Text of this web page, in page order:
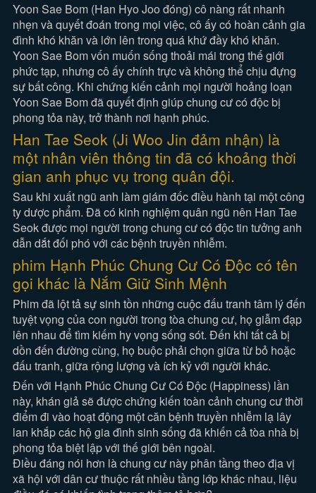
Yoon Sae Bom (Han Hyo Joo đóng) cô nàng rất nhanh
nhẹn và quyết đoán trong mọi việc, cô ấy có hoàn cảnh gia
đình khó khăn và lớn lên trong quá khứ đầy khó khăn.
Yoon Sae Bom vốn muốn sống thoải mái trong thế giới
phức tạp, nhưng cô ấy chính trực và không thể chịu đựng
sự bất công. Khi chứng kiến cảnh mọi người hoảng loạn
Yoon Sae Bom đã quyết định giúp chung cư có độc bị
phong tỏa này, trở thành nơi hạnh phúc.
Han Tae Seok (Ji Woo Jin đảm nhận) là
một nhân viên thông tin đã có khoảng thời
gian anh phục vụ trong quân đội.
Sau khi xuất ngũ anh làm giám đốc điều hành tại một công
ty dược phẩm. Đã có kinh nghiệm quân ngũ nên Han Tae
Seok được mọi người trong chung cư có độc tin tưởng anh
dẫn dắt đối phó với các bệnh truyền nhiễm.
phim Hạnh Phúc Chung Cư Có Độc có tên
gọi khác là Nắm Giữ Sinh Mệnh
Phim đã lột tả sự sinh tồn những cuộc đấu tranh tâm lý đến
tuyệt vọng của con người trong tòa chung cư, họ giẫm đạp
lên nhau để tìm kiếm hy vọng sống sót. Đến khi tất cả bị
dồn đến đường cùng, họ buộc phải chọn giữa từ bỏ hoặc
đấu tranh, giữa rộng lượng và ích kỷ với người khác.
Đến với Hạnh Phúc Chung Cư Có Độc (Happiness) lần
này, khán giả sẽ được chứng kiến toàn cảnh chung cư thời
điểm đi vào hoạt động một căn bệnh truyền nhiễm lạ lây
lan khắp các hộ gia đình sinh sống đã khiến cả tòa nhà bị
phong tỏa biệt lập với thế giới bên ngoài.
Điều đáng nói hơn là chung cư này phân tầng theo địa vị
xã hội với dân cư thuộc rất nhiều tầng lớp khác nhau, liệu